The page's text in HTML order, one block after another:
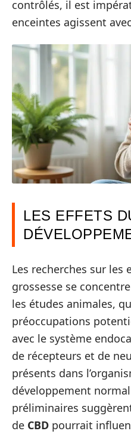
contrôlés, il est
enceintes agissent
LES EFFETS
Les recherches sur les
grossesse se
les études animales,
préoccupations
avec le système
de récepteurs et de
présents dans
développement
préliminaires
de CBD pourrait